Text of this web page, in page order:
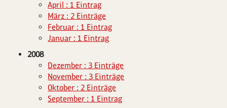
April : 1 Eintrag
März : 2 Einträge
Februar : 1 Eintrag
Januar : 1 Eintrag
2008
Dezember : 3 Einträge
November : 3 Einträge
Oktober : 2 Einträge
September : 1 Eintrag